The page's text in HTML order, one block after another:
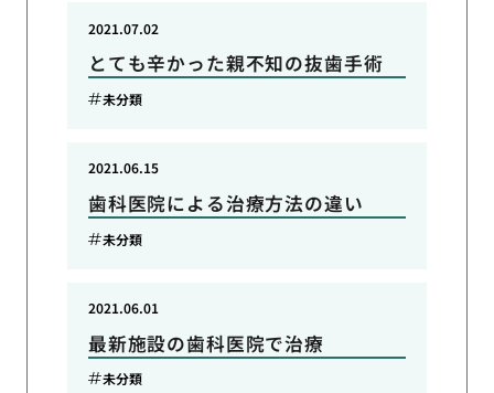
とても辛かった親不知の抜歯手術
2021.07.02
未分類
歯科医院による治療方法の違い
2021.06.15
未分類
最新施設の歯科医院で治療
2021.06.01
未分類